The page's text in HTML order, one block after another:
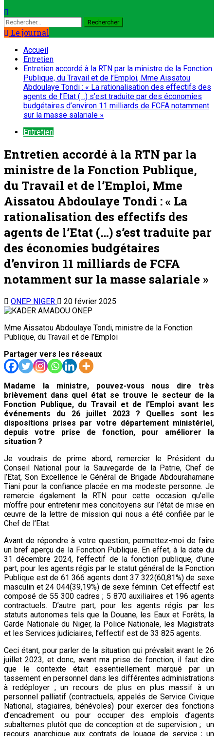
Le journal
Accueil
Entretien
Entretien accordé à la RTN par la ministre de la Fonction
Publique, du Travail et de l’Emploi, Mme Aissatou
Abdoulaye Tondi : « La rationalisation des effectifs des
agents de l’Etat (…) s’est traduite par des économies
budgétaires d’environ 11 milliards de FCFA notamment
sur la masse salariale »
Entretien
Entretien accordé à la RTN par la
ministre de la Fonction Publique,
du Travail et de l’Emploi, Mme
Aissatou Abdoulaye Tondi : « La
rationalisation des effectifs des
agents de l’Etat (…) s’est traduite par
des économies budgétaires
d’environ 11 milliards de FCFA
notamment sur la masse salariale »
ONEP NIGER 20 février 2025
Mme Aissatou Abdoulaye Tondi, ministre de la Fonction
Publique, du Travail et de l’Emploi
Partager vers les réseaux
Madame la ministre, pouvez-vous nous dire très
brièvement dans quel état se trouve le secteur de la
Fonction Publique, du Travail et de l’Emploi avant les
événements du 26 juillet 2023 ? Quelles sont les
dispositions prises par votre département ministériel,
depuis votre prise de fonction, pour améliorer la
situation ?
Je voudrais de prime abord, remercier le Président du
Conseil National pour la Sauvegarde de la Patrie, Chef de
l’Etat, Son Excellence le Général de Brigade Abdourahamane
Tiani pour la confiance placée en ma modeste personne. Je
remercie également la RTN pour cette occasion qu’elle
m’offre pour entretenir mes concitoyens sur l’état de mise en
œuvre de la lettre de mission qui nous a été confiée par le
Chef de l’Etat.
Avant de répondre à votre question, permettez-moi de faire
un bref aperçu de la Fonction Publique. En effet, à la date du
31 décembre 2024, l’effectif de la fonction publique, d’une
part, pour les agents régis par le statut général de la Fonction
Publique est de 61 366 agents dont 37 322(60,81%) de sexe
masculin et 24 044(39,19%) de sexe féminin. Cet effectif est
composé de 55 300 cadres ; 5 870 auxiliaires et 196 agents
contractuels. D’autre part, pour les agents régis par les
statuts autonomes tels que la Douane, les Eaux et Forêts, la
Garde Nationale du Niger, la Police Nationale, les Magistrats
et les Services judiciaires, l’effectif est de 33 825 agents.
Ceci étant, pour parler de la situation qui prévalait avant le 26
juillet 2023, et donc, avant ma prise de fonction, il faut dire
que le contexte était essentiellement marqué par un
tassement en personnel dans les différentes administrations
à redéployer ; un recours de plus en plus massif à un
personnel palliatif (contractuels, appelés de Service Civique
National, stagiaires, bénévoles) pour exercer des fonctions
d’encadrement ou pour occuper des emplois d’agents
subalternes plutôt que de conception et de supervision ; un
recours anarchique aux contrats de louage de service ; un